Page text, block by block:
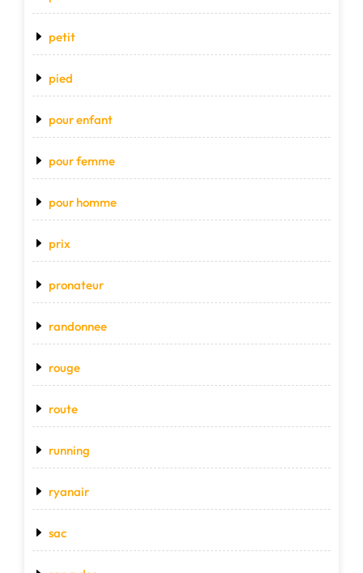
petit
pied
pour enfant
pour femme
pour homme
prix
pronateur
randonnee
rouge
route
running
ryanair
sac